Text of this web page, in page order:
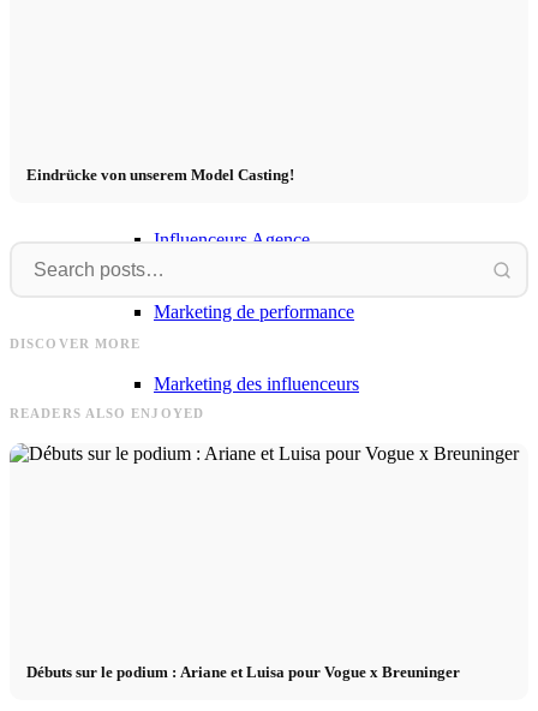
Influenceurs x CM
Influenceurs Agence
Marketing de performance
Marketing des influenceurs
Gestion des influenceurs
Devenir mannequin 2026
Eindrücke von unserem Model Casting!
DISCOVER MORE
Karo Kauer
READERS ALSO ENJOYED
Débuts sur le podium : Ariane et Luisa pour Vogue x Breuninger